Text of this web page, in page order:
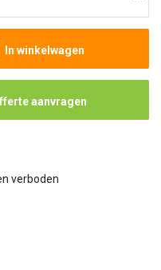
In winkelwagen
aanvragen
verboden